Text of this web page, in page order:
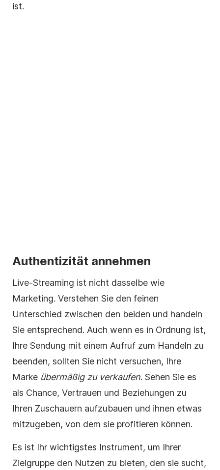
ist.
Authentizität annehmen
Live-Streaming ist nicht dasselbe wie
Marketing. Verstehen Sie den feinen
Unterschied zwischen den beiden und handeln
Sie entsprechend. Auch wenn es in Ordnung ist,
Ihre Sendung mit einem Aufruf zum Handeln zu
beenden, sollten Sie nicht versuchen, Ihre
Marke übermäßig zu verkaufen. Sehen Sie es
als Chance, Vertrauen und Beziehungen zu
Ihren Zuschauern aufzubauen und ihnen etwas
mitzugeben, von dem sie profitieren können.
Es ist Ihr wichtigstes Instrument, um Ihrer
Zielgruppe den Nutzen zu bieten, den sie sucht,